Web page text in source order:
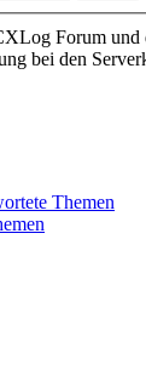
Forum und
bei den
Themen